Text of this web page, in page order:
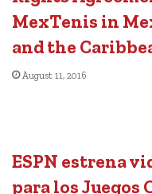
MexTenis in
and the
August 11, 2016
ESPN estrena
para los Juegos